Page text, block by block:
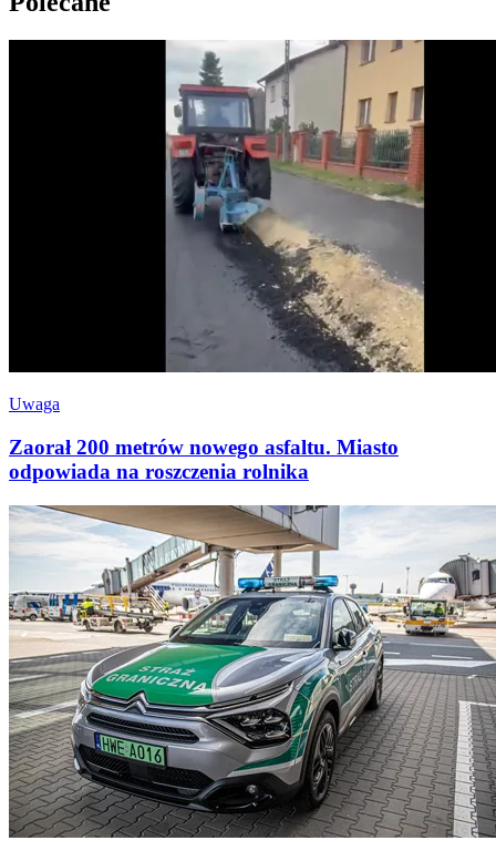
Uwaga
Zaorał 200 metrów nowego asfaltu. Miasto
odpowiada na roszczenia rolnika